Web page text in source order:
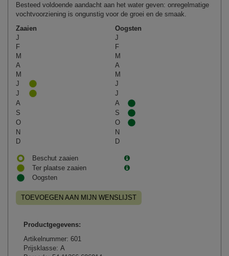
Besteed voldoende aandacht aan het water geven: onregelmatige
vochtvoorziening is ongunstig voor de groei en de smaak.
Zaaien
Oogsten
J
J
F
F
M
M
A
A
M
M
J
J
J
J
A
A
S
S
O
O
N
N
D
D
Beschut zaaien
Ter plaatse zaaien
Oogsten
TOEVOEGEN AAN MIJN WENSLIJST
Productgegevens:
Artikelnummer: 601
Prijsklasse: A